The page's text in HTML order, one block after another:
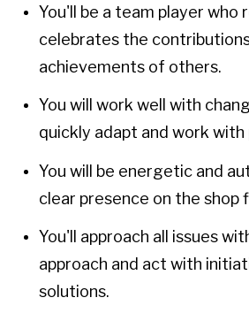
You'll be a team player who
celebrates the
achievements of others.
You will work well with
quickly adapt and work with
You will be energetic and
clear presence on the shop
You'll approach all issues
approach and act with
solutions.